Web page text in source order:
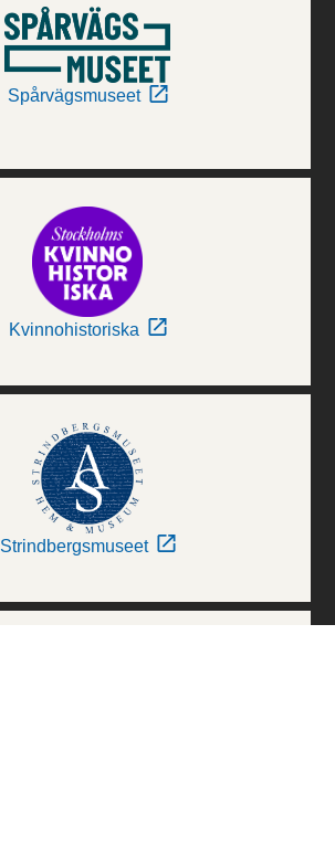
Spårvägsmuseet
Kvinnohistoriska
Strindbergsmuseet